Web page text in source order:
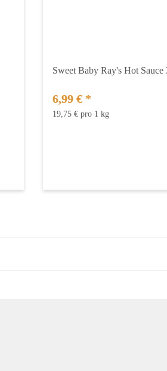
Sweet Baby Ray's Hot Sauce
6,99 € *
19,75 € pro 1 kg